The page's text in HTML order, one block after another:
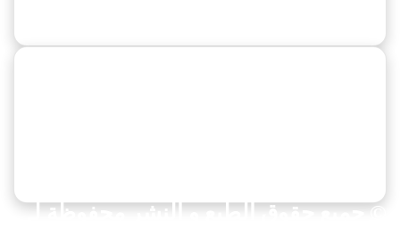
© جميع حقوق الطبع و النشر محفوظة لـ